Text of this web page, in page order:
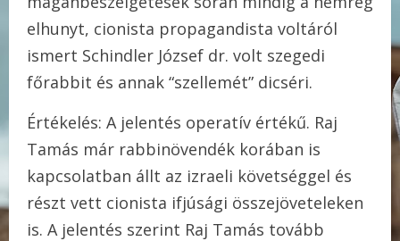
elhunyt, cionista propagandista voltáról
ismert Schindler József dr. volt szegedi
főrabbit és annak “szellemét” dicséri.
Értékelés: A jelentés operatív értékű. Raj
Tamás már rabbinövendék korában is
kapcsolatban állt az izraeli követséggel és
részt vett cionista ifjúsági összejöveteleken
is. A jelentés szerint Raj Tamás tovább